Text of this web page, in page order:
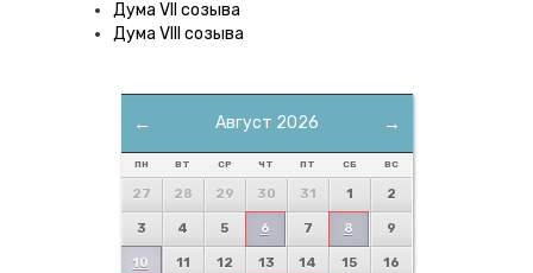
Дума VII созыва
Дума VIII созыва
← →
Август 2026
ПН ВТ СР ЧТ ПТ СБ ВС
27 28 29 30 31 1 2
3 4 5 6 7 8 9
10 11 12 13 14 15 16